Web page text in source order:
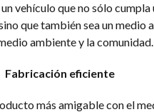
vehículo que no sólo cumpla
que también sea un medio
ambiente y la comunidad.
Fabricación eficiente
más amigable con el